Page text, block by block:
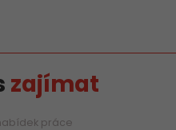
zajímat
práce